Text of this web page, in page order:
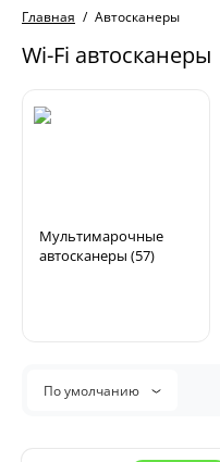
Главная Автосканеры
Wi-Fi автосканеры
Мультимарочные
автосканеры (57)
По умолчанию